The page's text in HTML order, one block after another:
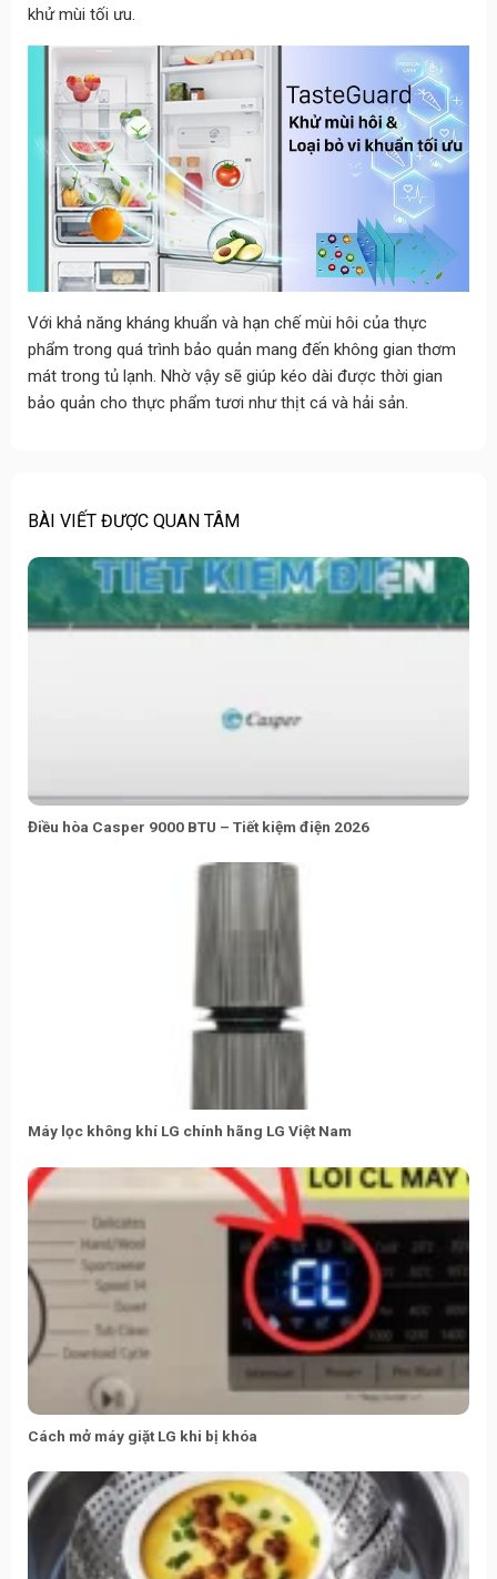
khử mùi tối ưu.
Với khả năng kháng khuẩn và hạn chế mùi hôi của thực
phẩm trong quá trình bảo quản mang đến không gian thơm
mát trong tủ lạnh. Nhờ vậy sẽ giúp kéo dài được thời gian
bảo quản cho thực phẩm tươi như thịt cá và hải sản.
BÀI VIẾT ĐƯỢC QUAN TÂM
Điều hòa Casper 9000 BTU – Tiết kiệm điện 2026
Máy lọc không khí LG chính hãng LG Việt Nam
Cách mở máy giặt LG khi bị khóa